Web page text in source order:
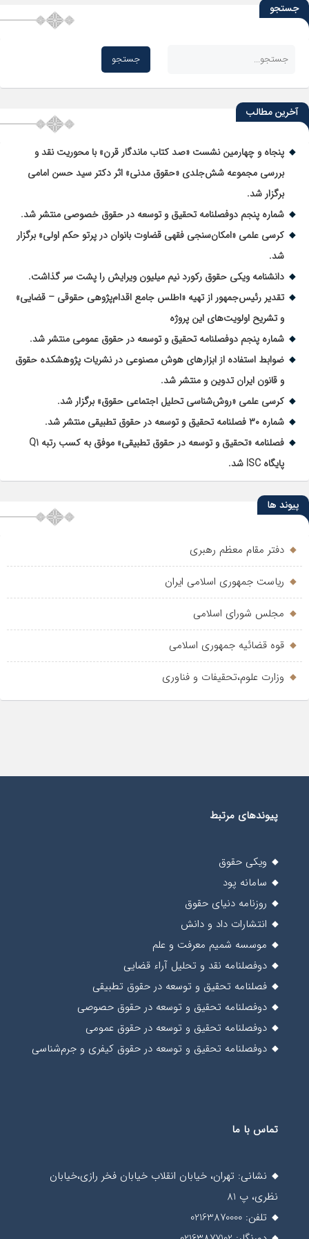
جستجو
آخرین مطالب
پنجاه و چهارمین نشست «صد کتاب ماندگار قرن» با محوریت نقد و
بررسی مجموعه شش‌جلدی «حقوق مدنی» اثر دکتر سید حسن امامی
برگزار شد.
شماره پنجم دوفصلنامه تحقیق و توسعه در حقوق خصوصی منتشر شد.
کرسی علمی «امکان‌سنجی فقهی قضاوت بانوان در پرتو حکم اولی» برگزار
شد.
دانشنامه ویکی حقوق رکورد نیم میلیون ویرایش را پشت سر گذاشت.
تقدیر رئیس‌جمهور از تهیه «اطلس جامع اقدام‌پژوهی حقوقی – قضایی»
و تشریح اولویت‌های این پروژه
شماره پنجم دوفصلنامه تحقیق و توسعه در حقوق عمومی منتشر شد.
ضوابط استفاده از ابزارهای هوش مصنوعی در نشریات پژوهشکده حقوق
و قانون ایران تدوین و منتشر شد.
کرسی علمی «روش‌شناسی تحلیل اجتماعی حقوق» برگزار شد.
شماره ۳۰ فصلنامه تحقیق و توسعه در حقوق تطبیقی منتشر شد.
فصلنامه «تحقیق و توسعه در حقوق تطبیقی» موفق به کسب رتبه Q1
پایگاه ISC شد.
پیوند ها
دفتر مقام معظم رهبری
ریاست جمهوری اسلامی ایران
مجلس شورای اسلامی
قوه قضائیه جمهوری اسلامی
وزارت علوم،تحقیفات و فناوری
پیوندهای مرتبط
ویکی حقوق
سامانه پود
روزنامه دنیای حقوق
انتشارات داد و دانش
موسسه شمیم معرفت و علم
دوفصلنامه نقد و تحلیل آراء قضایی
فصلنامه تحقیق و توسعه در حقوق تطبیقی
دوفصلنامه تحقیق و توسعه در حقوق حصوصی
دوفصلنامه تحقیق و توسعه در حقوق عمومی
دوفصلنامه تحقیق و توسعه در حقوق کیفری و جرم‌شناسی
تماس با ما
نشانی: تهران، خیابان انقلاب خیابان فخر رازی،خیابان
نظری، پ 81
تلفن: 02163870000